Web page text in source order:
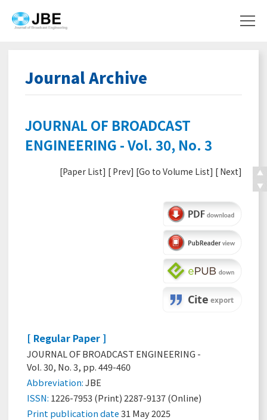
Journal Archive
JOURNAL OF BROADCAST
ENGINEERING - Vol. 30, No. 3
[Paper List] [ Prev] [Go to Volume List] [ Next]
[ Regular Paper ]
JOURNAL OF BROADCAST ENGINEERING -
Vol. 30, No. 3, pp. 449-460
Abbreviation:JBE
ISSN: 1226-7953 (Print) 2287-9137 (Online)
Print publication date31 May 2025